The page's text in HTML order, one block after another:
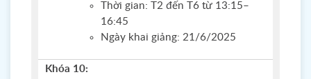
Thời gian: T2 đến T6 từ 13:15–
16:45
Ngày khai giảng: 21/6/2025
Khóa 10: